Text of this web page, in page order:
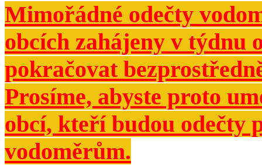
Mimořádné odečty
obcích zahájeny v týdnu
pokračovat
Prosíme, abyste proto
obcí, kteří budou odečty
vodoměrům.